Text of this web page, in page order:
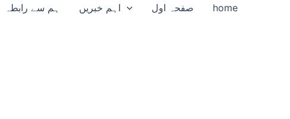
ہم سے رابطہ اہم خبریں صفحہ اول home